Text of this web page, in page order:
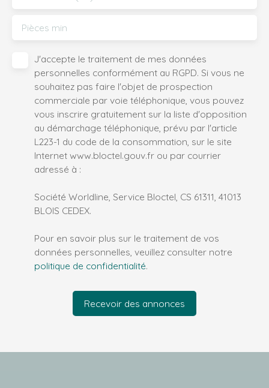
Pièces min
J'accepte le traitement de mes données
personnelles conformément au RGPD. Si vous ne
souhaitez pas faire l'objet de prospection
commerciale par voie téléphonique, vous pouvez
vous inscrire gratuitement sur la liste d'opposition
au démarchage téléphonique, prévu par l'article
L223-1 du code de la consommation, sur le site
Internet www.bloctel.gouv.fr ou par courrier
adressé à :
Société Worldline, Service Bloctel, CS 61311, 41013
BLOIS CEDEX.
Pour en savoir plus sur le traitement de vos
données personnelles, veuillez consulter notre
politique de confidentialité.
Recevoir des annonces